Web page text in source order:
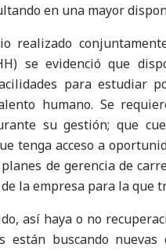
en una mayor
realizado
se evidenció que
para estudiar
humano. Se
su gestión; que
tenga acceso a
de gerencia de
la empresa para la que
así haya o no
están buscando